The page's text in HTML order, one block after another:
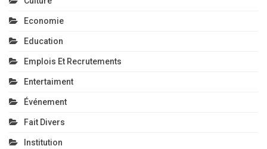
Economie
Education
Emplois Et Recrutements
Entertaiment
Événement
Fait Divers
Institution